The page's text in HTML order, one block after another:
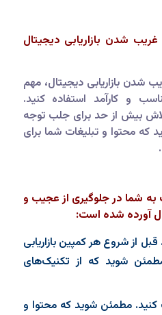
شدن بازاریابی دیجیتال
شدن بازاریابی دیجیتال، مهم
و کارآمد استفاده کنید.
بیش از حد برای جلب توجه
محتوا و تبلیغات شما برای
به شما در جلوگیری از عجیب و
آورده شده است:
از شروع هر کمپین بازاریابی
شوید که از تکنیک‌های
مطمئن شوید که محتوا و